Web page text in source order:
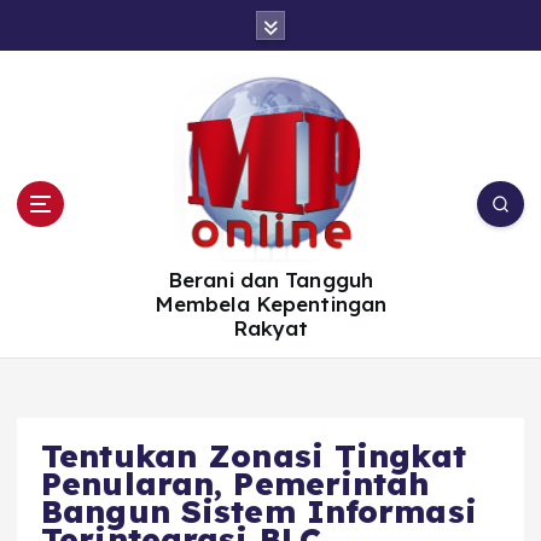
Berani dan Tangguh
Membela Kepentingan
Rakyat
Tentukan Zonasi Tingkat
Penularan, Pemerintah
Bangun Sistem Informasi